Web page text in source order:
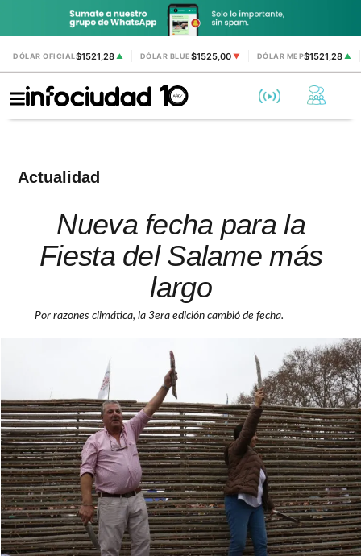
DÓLAR OFICIAL$1521,28 ▲ DÓLAR BLUE$1525,00 ▼ DÓLAR MEP$1521,28▲
Actualidad
Nueva fecha para la
Fiesta del Salame más
largo
Por razones climática, la 3era edición cambió de fecha.